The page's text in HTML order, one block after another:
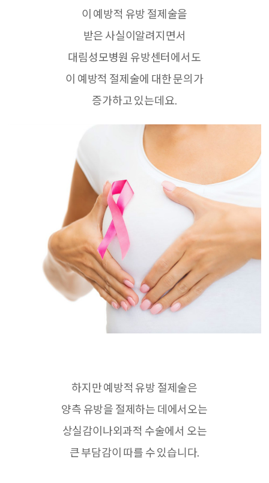
이 예방적 유방 절제술을
받은 사실이알려지면서
대림성모병원 유방센터에서도
이 예방적 절제술에 대한 문의가
증가하고 있는데요.
하지만 예방적 유방 절제술은
양측 유방을 절제하는 데에서오는
상실감이나외과적 수술에서 오는
큰 부담감이 따를 수 있습니다.